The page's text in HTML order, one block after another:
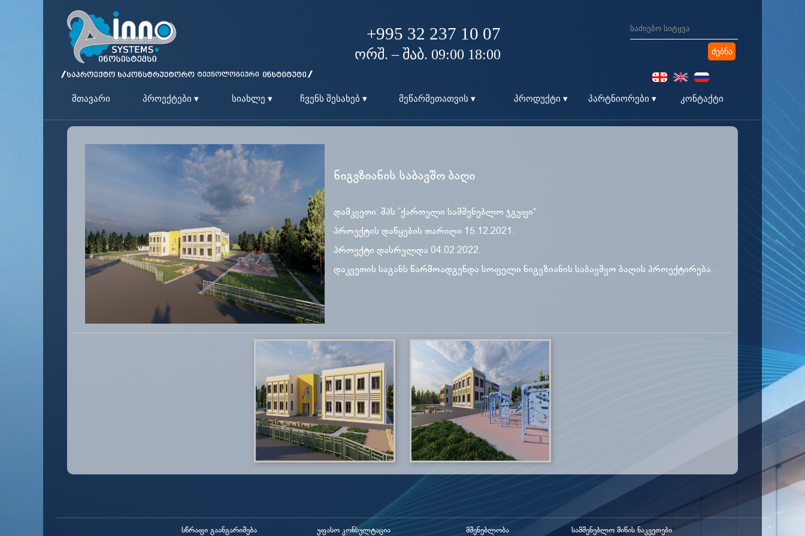
+995 32 237 10 07
ორშ. – შაბ. 09:00 18:00
მთავარი პროექტები ▾ სიახლე ▾ ჩვენს შესახებ ▾ მეწარმეთათვის ▾ პროდუქტი ▾ პარტნიორები ▾ კონტაქტი
ნიგვზიანის საბავშო ბაღი
დამკვეთი: შპს ”ქართული სამშენებლო ჯგუფი“
პროექტის დაწყების თარიღი 15.12.2021.
პროექტი დასრულდა 04.02.2022.
დაკვეთის საგანს წარმოადგენდა სოფელი ნიგვზიანის საბავშვო ბაღის პროექტირება.
სწრაფი გაანგარიშება უფასო კონსულტაცია მშენებლობა სამშენებლო მიწის ნაკვეთები